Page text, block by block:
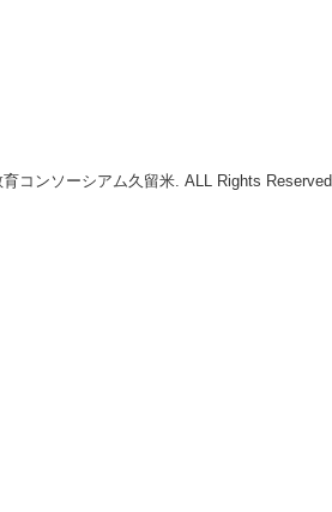
コンソーシアム久留米. ALL Rights Reserved